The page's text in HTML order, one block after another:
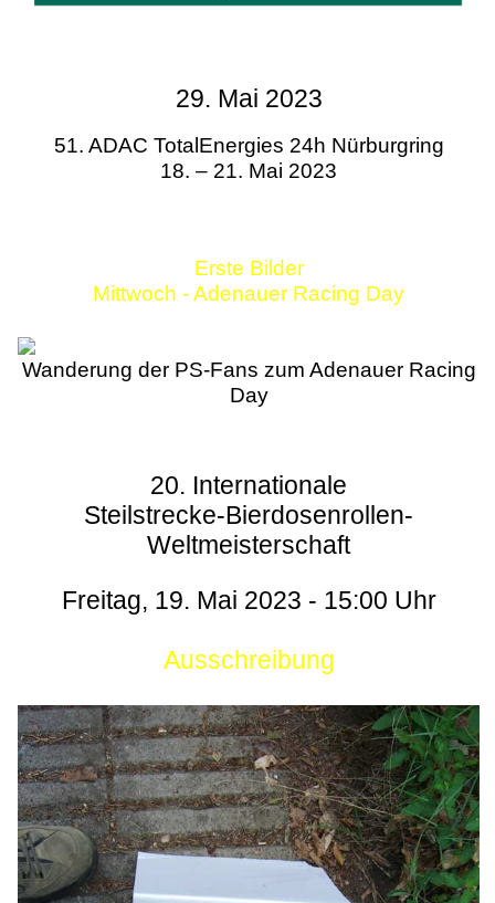
29. Mai 2023
51. ADAC TotalEnergies 24h Nürburgring
18. – 21. Mai 2023
Erste Bilder
Mittwoch - Adenauer Racing Day
Wanderung der PS-Fans zum Adenauer Racing
Day
20. Internationale
Steilstrecke-Bierdosenrollen-
Weltmeisterschaft
Freitag, 19. Mai 2023 - 15:00 Uhr
Ausschreibung